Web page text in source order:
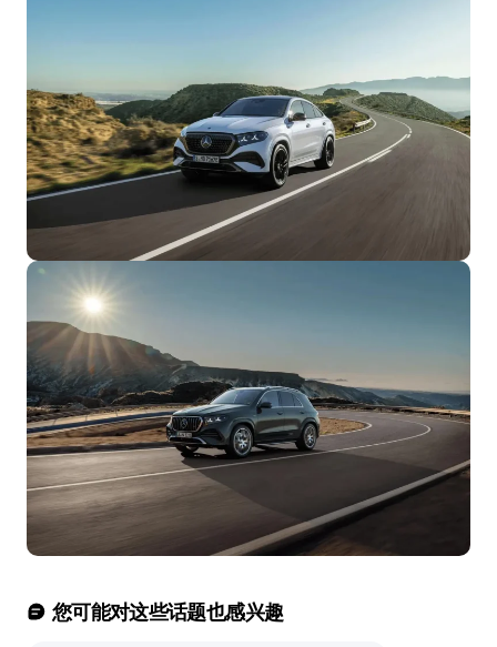
您可能对这些话题也感兴趣